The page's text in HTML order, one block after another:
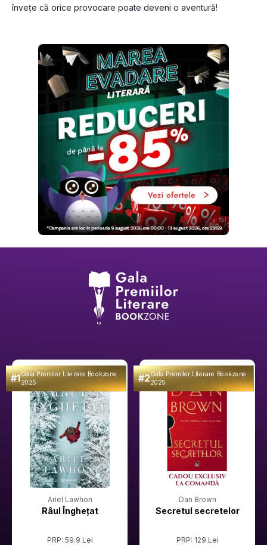
învețe că orice provocare poate deveni o aventură!
#1Gala Premilor Literare Bookzone
2025
Ariel Lawhon
Râul Înghețat
PRP: 59.9 Lei
#2Gala Premilor Literare Bookzone
2025
Dan Brown
Secretul secretelor
PRP: 129 Lei